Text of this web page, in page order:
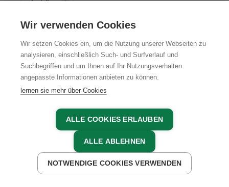
Almhütte
Podolerhof - Hüttenurlaub
St. Lambrecht, Murau, Steiermark
JETZT BUCHEN
JETZT ANFRAGEN
Wir verwenden Cookies
Wir setzen Cookies ein, um die Nutzung unserer Webseiten zu
analysieren, einschließlich Such- und Surfverlauf und
Suchbegriffen und um Ihnen auf Ihr Nutzungsverhalten
angepasste Informationen anbieten zu können.
lernen sie mehr über Cookies
ALLE COOKIES ERLAUBEN
ALLE ABLEHNEN
NOTWENDIGE COOKIES VERWENDEN